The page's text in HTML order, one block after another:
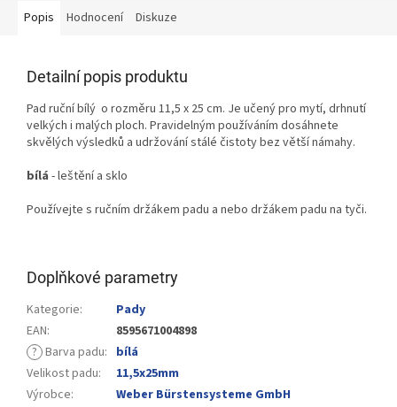
Popis Hodnocení Diskuze
Detailní popis produktu
Pad ruční bílý o rozměru 11,5 x 25 cm. Je učený pro mytí, drhnutí
velkých i malých ploch. Pravidelným používáním dosáhnete
skvělých výsledků a udržování stálé čistoty bez větší námahy.
bílá - leštění a sklo
Používejte s ručním držákem padu a nebo držákem padu na tyči.
Doplňkové parametry
Kategorie:
Pady
EAN:
8595671004898
? Barva padu: bílá
Velikost padu:
11,5x25mm
Výrobce:
Weber Bürstensysteme GmbH